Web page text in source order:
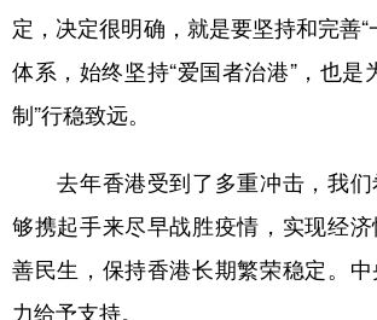
定，决定很明确，就是要坚持和完善“
体系，始终坚持“爱国者治港”，也是
制”行稳致远。
去年香港受到了多重冲击，我们
够携起手来尽早战胜疫情，实现经
善民生，保持香港长期繁荣稳定。
力给予支持。